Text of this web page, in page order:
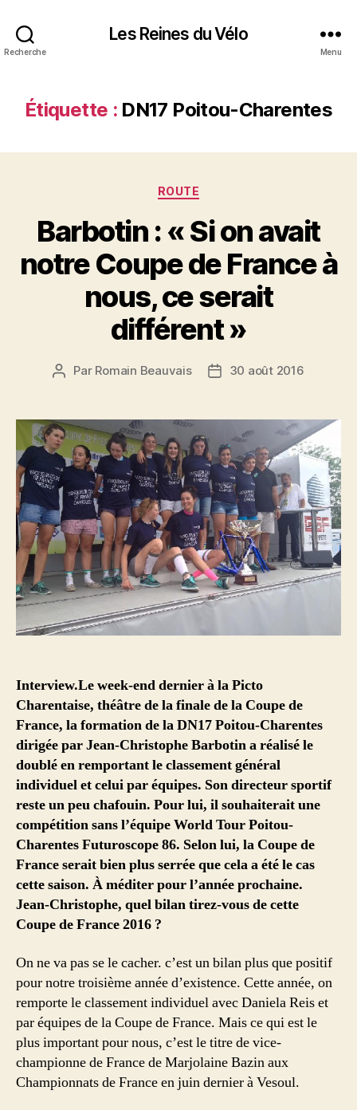
Recherche
Les Reines du Vélo
Menu
Étiquette : DN17 Poitou-Charentes
Catégories
ROUTE
Barbotin : « Si on avait
notre Coupe de France à
nous, ce serait
différent »
Auteur
Par Romain Beauvais
Date30 août 2016
Interview.Le week-end dernier à la Picto
Charentaise, théâtre de la finale de la Coupe de
France, la formation de la DN17 Poitou-Charentes
dirigée par Jean-Christophe Barbotin a réalisé le
doublé en remportant le classement général
individuel et celui par équipes. Son directeur sportif
reste un peu chafouin. Pour lui, il souhaiterait une
compétition sans l’équipe World Tour Poitou-
Charentes Futuroscope 86. Selon lui, la Coupe de
France serait bien plus serrée que cela a été le cas
cette saison. À méditer pour l’année prochaine.
Jean-Christophe, quel bilan tirez-vous de cette
Coupe de France 2016 ?
On ne va pas se le cacher. c’est un bilan plus que positif
pour notre troisième année d’existence. Cette année, on
remporte le classement individuel avec Daniela Reis et
par équipes de la Coupe de France. Mais ce qui est le
plus important pour nous, c’est le titre de vice-
championne de France de Marjolaine Bazin aux
Championnats de France en juin dernier à Vesoul.